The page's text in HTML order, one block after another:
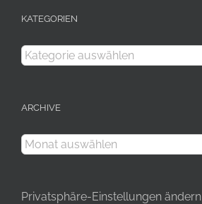
KATEGORIEN
Kategorien
ARCHIVE
Archive
Privatsphäre-Einstellungen ändern